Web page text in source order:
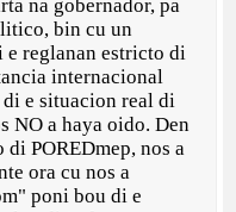
na gobernador, pa
bin cu un
reglanan estricto di
internacional
e situacion real di
NO a haya oido. Den
POREDmep, nos a
ora cu nos a
poni bou di e